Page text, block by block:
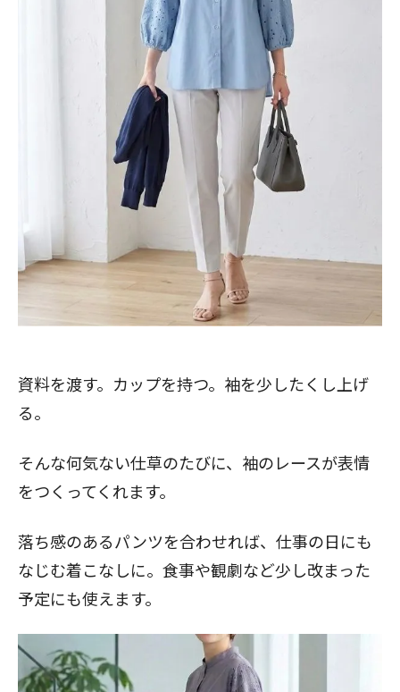
資料を渡す。カップを持つ。袖を少したくし上げ
る。
そんな何気ない仕草のたびに、袖のレースが表情
をつくってくれます。
落ち感のあるパンツを合わせれば、仕事の日にも
なじむ着こなしに。食事や観劇など少し改まった
予定にも使えます。